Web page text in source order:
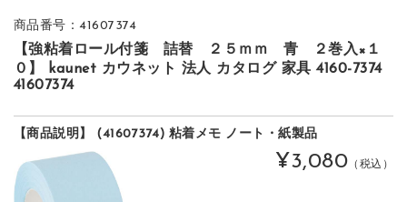
商品番号：41607374
【強粘着ロール付箋 詰替 ２５ｍｍ 青 ２巻入×１
０】 kaunet カウネット 法人 カタログ 家具 4160-7374
41607374
【商品説明】 (41607374) 粘着メモ ノート・紙製品
¥3,080 （税込）